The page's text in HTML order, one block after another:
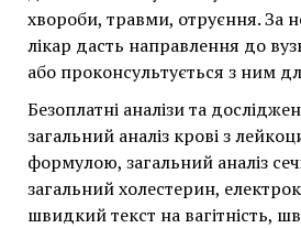
діагнози та лікуватимуть
хвороби, травми, отруєння. За
лікар дасть направлення до
або проконсультується з ним
Безоплатні аналізи та
загальний аналіз крові з
формулою, загальний аналіз
загальний холестерин,